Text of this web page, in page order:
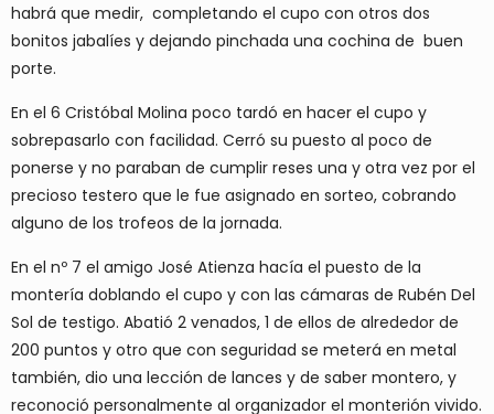
habrá que medir, completando el cupo con otros dos
bonitos jabalíes y dejando pinchada una cochina de buen
porte.
En el 6 Cristóbal Molina poco tardó en hacer el cupo y
sobrepasarlo con facilidad. Cerró su puesto al poco de
ponerse y no paraban de cumplir reses una y otra vez por el
precioso testero que le fue asignado en sorteo, cobrando
alguno de los trofeos de la jornada.
En el nº 7 el amigo José Atienza hacía el puesto de la
montería doblando el cupo y con las cámaras de Rubén Del
Sol de testigo. Abatió 2 venados, 1 de ellos de alrededor de
200 puntos y otro que con seguridad se meterá en metal
también, dio una lección de lances y de saber montero, y
reconoció personalmente al organizador el monterión vivido.